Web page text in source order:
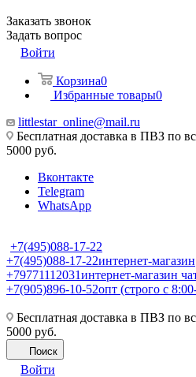
Заказать звонок
Задать вопрос
Войти
Корзина0
Избранные товары0
littlestar_online@mail.ru
Бесплатная доставка в ПВЗ по
5000 руб.
Вконтакте
Telegram
WhatsApp
+7(495)088-17-22
+7(495)088-17-22интернет-магазин
+79771112031интернет-магазин
+7(905)896-10-52опт (строго с
Бесплатная доставка в ПВЗ по
5000 руб.
Поиск
Войти